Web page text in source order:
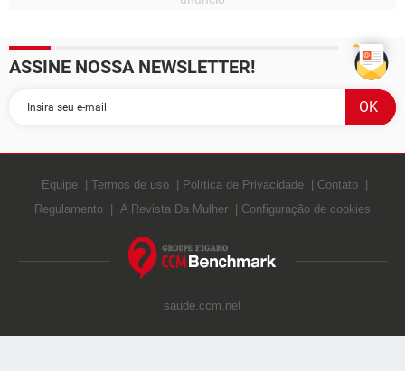
ASSINE NOSSA NEWSLETTER!
Equipe Termos de uso Política de Privacidade
Contato
Regulamento
A Revista Da Mulher Configuração de cookies
saude.ccm.net